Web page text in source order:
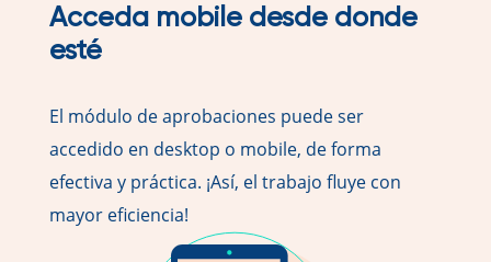
Acceda mobile desde donde
esté
El módulo de aprobaciones puede ser
accedido en desktop o mobile, de forma
efectiva y práctica. ¡Así, el trabajo fluye con
mayor eficiencia!